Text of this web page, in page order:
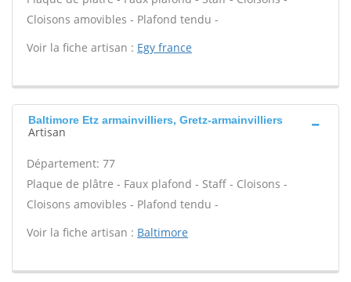
Cloisons amovibles - Plafond tendu -
Voir la fiche artisan : Egy france
Baltimore Etz armainvilliers, Gretz-armainvilliers
Artisan
Département: 77
Plaque de plâtre - Faux plafond - Staff - Cloisons -
Cloisons amovibles - Plafond tendu -
Voir la fiche artisan : Baltimore